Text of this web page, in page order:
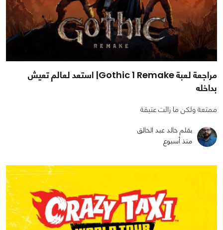
مراجعة لعبة Gothic 1 Remake| استعد لعالم تعيش
بداخله
ممتعة ولكن ما زالت عتيقة
بقلم خالد عبد الخالق
منذ أسبوع